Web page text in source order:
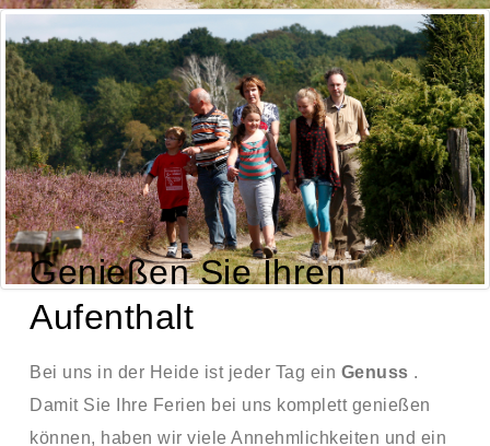
Genießen Sie Ihren
Aufenthalt
Bei uns in der Heide ist jeder Tag ein Genuss .
Damit Sie Ihre Ferien bei uns komplett genießen
können, haben wir viele Annehmlichkeiten und ein